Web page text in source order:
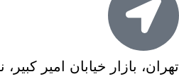
تهران، بازار خیابان امیر